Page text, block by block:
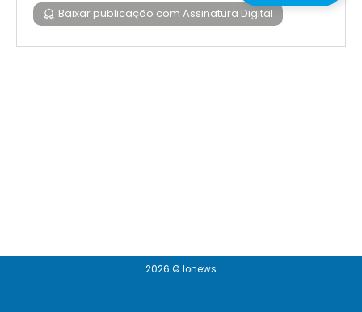
Baixar publicação com Assinatura Digital
2026 © Ionews